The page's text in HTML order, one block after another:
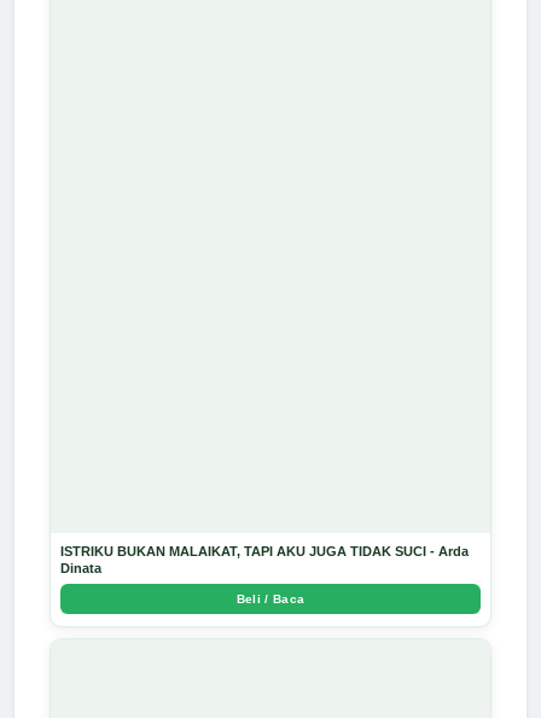
ISTRIKU BUKAN MALAIKAT, TAPI AKU JUGA TIDAK SUCI - Arda
Dinata
Beli / Baca